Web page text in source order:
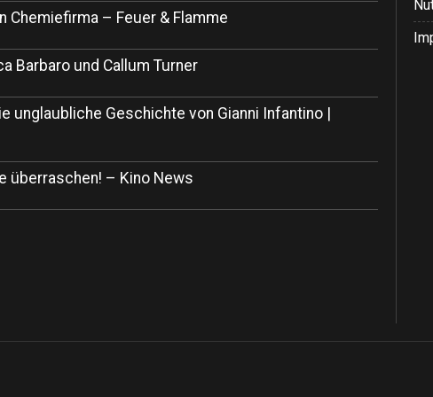
Chemiefirma – Feuer & Flamme
Barbaro und Callum Turner
unglaubliche Geschichte von Gianni Infantino |
überraschen! – Kino News